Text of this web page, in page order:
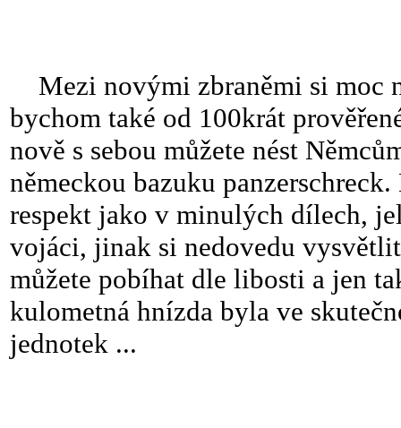
Mezi novými zbraněmi si moc
bychom také od 100krát
nově s sebou můžete nést
německou bazuku
respekt jako v minulých dílech,
vojáci, jinak si nedovedu
můžete pobíhat dle libosti a jen
kulometná hnízda byla ve
jednotek ...